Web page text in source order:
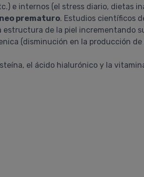
e internos (el stress diario, dietas
prematuro. Estudios científicos
de la piel incrementando
(disminución en la producción
el ácido hialurónico y la